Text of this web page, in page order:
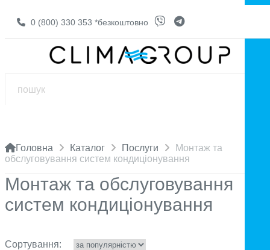
0 (800) 330 353 *безкоштовно
Головна Каталог Послуги
Монтаж та
обслуговування систем кондиціонування
Монтаж та обслуговування
систем кондиціонування
Сортування: